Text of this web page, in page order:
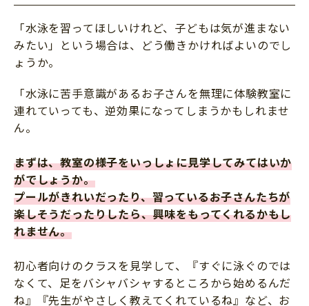
「水泳を習ってほしいけれど、子どもは気が進まない
みたい」という場合は、どう働きかければよいのでし
ょうか。
「水泳に苦手意識があるお子さんを無理に体験教室に
連れていっても、逆効果になってしまうかもしれませ
ん。
まずは、教室の様子をいっしょに見学してみてはいか
がでしょうか。
プールがきれいだったり、習っているお子さんたちが
楽しそうだったりしたら、興味をもってくれるかもし
れません。
初心者向けのクラスを見学して、『すぐに泳ぐのでは
なくて、足をバシャバシャするところから始めるんだ
ね』『先生がやさしく教えてくれているね』など、お